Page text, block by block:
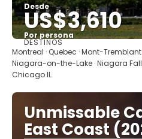
Desde
US$3,610
Por persona
Ver
DESTINOS
Montreal · Quebec · Mont-Tremblant
Niagara-on-the-Lake · Niagara Falls
Chicago IL
Unmissable
East Coast